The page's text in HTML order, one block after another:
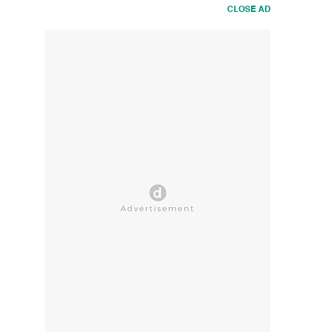
CLOSE AD